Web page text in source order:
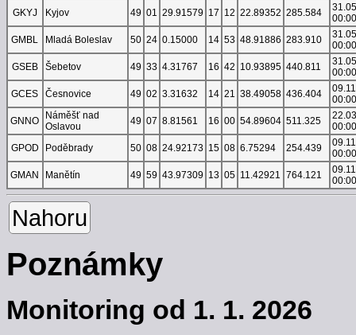
GKYJ
Kyjov 49 01 29.91579 17 12 22.89352 285.584
00:00
GMBL
Mladá Boleslav 50 24 0.15000 14 53 48.91886 283.910
00:00
GSEB
Šebetov 49 33 4.31767 16 42 10.93895 440.811
00:00
GCES
Česnovice 49 02 3.31632 14 21 38.49058 436.404
00:00
GNNO
Náměšť nad
Oslavou
49 07 8.81561 16 00 54.89604 511.325
00:00
GPOD
Poděbrady 50 08 24.92173 15 08 6.75294 254.439
00:00
GMAN
Manětín 49 59 43.97309 13 05 11.42921 764.121
00:00
Nahoru
Poznámky
Monitoring od 1. 1. 2026